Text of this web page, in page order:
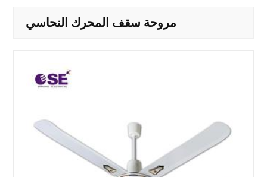
مروحة سقف المحرك النحاسي